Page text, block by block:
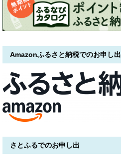
Amazonふるさと納税でのお申し出
さとふるでのお申し出